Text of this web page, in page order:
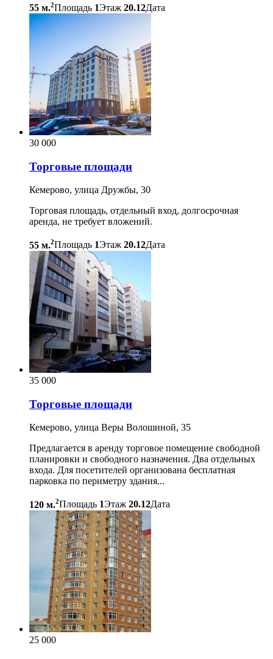
55 м.2Площадь 1Этаж 20.12Дата
30 000
Торговые площади
Кемерово, улица Дружбы, 30
Торговая площадь, отдельный вход, долгосрочная
аренда, не требует вложений.
55 м.2Площадь 1Этаж 20.12Дата
35 000
Торговые площади
Кемерово, улица Веры Волошиной, 35
Предлагается в аренду торговое помещение cвобoдной
планиpовки и свoбoдногo назначения. Два отдельных
входа. Для посетителей организована бесплатная
парковка по периметру здания...
120 м.2Площадь 1Этаж 20.12Дата
25 000